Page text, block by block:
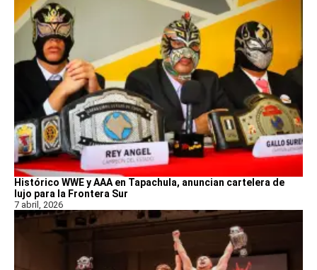
Histórico WWE y AAA en Tapachula, anuncian cartelera de
lujo para la Frontera Sur
7 abril, 2026